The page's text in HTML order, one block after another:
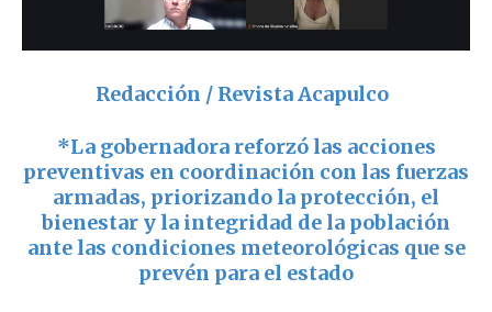
Redacción / Revista Acapulco
*La gobernadora reforzó las acciones
preventivas en coordinación con las fuerzas
armadas, priorizando la protección, el
bienestar y la integridad de la población
ante las condiciones meteorológicas que se
prevén para el estado